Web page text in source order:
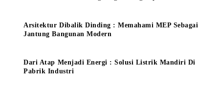
Arsitektur Dibalik Dinding : Memahami MEP Sebagai
Jantung Bangunan Modern
Dari Atap Menjadi Energi : Solusi Listrik Mandiri Di
Pabrik Industri